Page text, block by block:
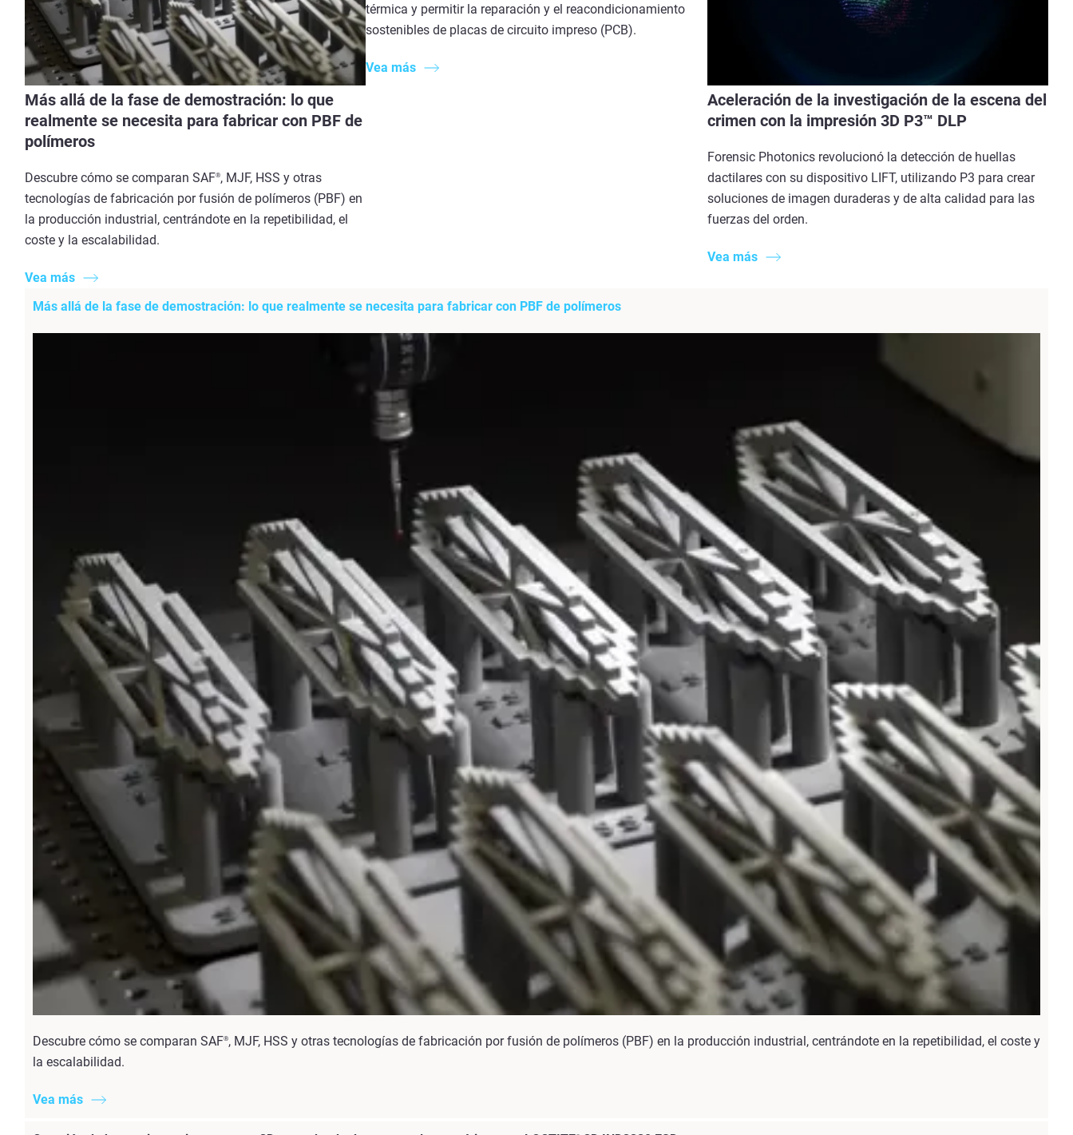
Más allá de la fase de demostración: lo que
realmente se necesita para fabricar con PBF de
polímeros
Descubre cómo se comparan SAF®, MJF, HSS y otras
tecnologías de fabricación por fusión de polímeros (PBF) en
la producción industrial, centrándote en la repetibilidad, el
coste y la escalabilidad.
Vea más
térmica y permitir la reparación y el reacondicionamiento
sostenibles de placas de circuito impreso (PCB).
Vea más
Aceleración de la investigación de la escena del
crimen con la impresión 3D P3™ DLP
Forensic Photonics revolucionó la detección de huellas
dactilares con su dispositivo LIFT, utilizando P3 para crear
soluciones de imagen duraderas y de alta calidad para las
fuerzas del orden.
Vea más
Más allá de la fase de demostración: lo que realmente se necesita para fabricar con PBF de polímeros
Descubre cómo se comparan SAF®, MJF, HSS y otras tecnologías de fabricación por fusión de polímeros (PBF) en la producción industrial, centrándote en la repetibilidad, el coste y
la escalabilidad.
Vea más